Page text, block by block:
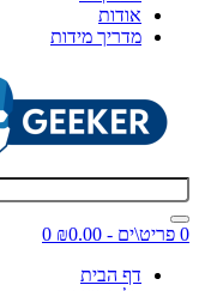
אודות
מדריך מידות
0 פריט\ים - ₪0.00
0
דף הבית